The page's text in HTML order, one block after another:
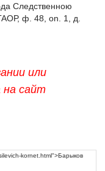
Следственною
ф. 48, on. 1, д.
или
на сайт